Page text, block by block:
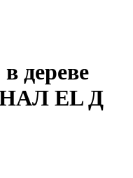
дереве
EL Д